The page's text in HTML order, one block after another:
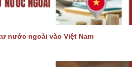
nước ngoài vào Việt Nam